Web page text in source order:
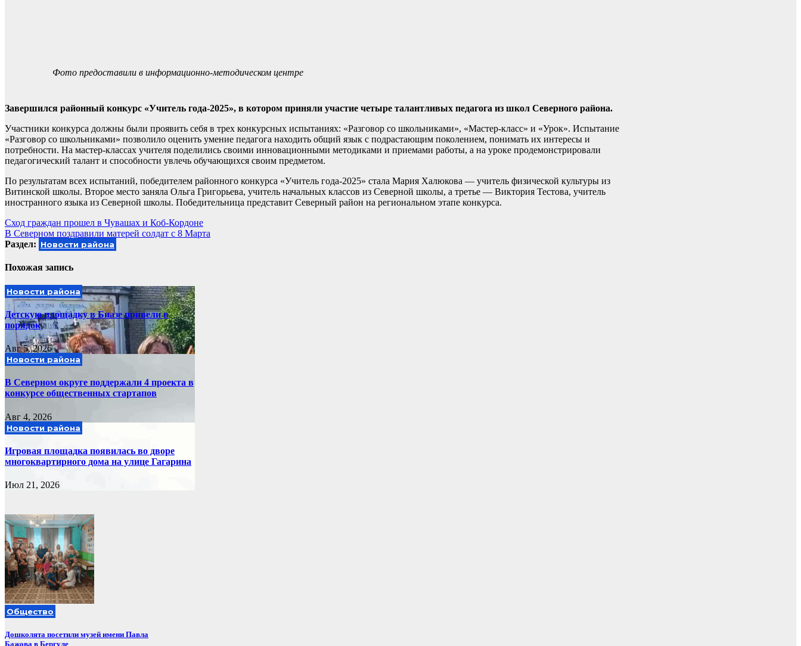
Фото предоставили в информационно-методическом центре
Завершился районный конкурс «Учитель года-2025», в котором приняли участие четыре талантливых педагога из школ Северного района.
Участники конкурса должны были проявить себя в трех конкурсных испытаниях: «Разговор со школьниками», «Мастер-класс» и «Урок». Испытание
«Разговор со школьниками» позволило оценить умение педагога находить общий язык с подрастающим поколением, понимать их интересы и
потребности. На мастер-классах учителя поделились своими инновационными методиками и приемами работы, а на уроке продемонстрировали
педагогический талант и способности увлечь обучающихся своим предметом.
По результатам всех испытаний, победителем районного конкурса «Учитель года-2025» стала Мария Халюкова — учитель физической культуры из
Витинской школы. Второе место заняла Ольга Григорьева, учитель начальных классов из Северной школы, а третье — Виктория Тестова, учитель
иностранного языка из Северной школы. Победительница представит Северный район на региональном этапе конкурса.
Навигация
по
Сход граждан прошел в Чувашах и Коб-Кордоне
В Северном поздравили матерей солдат с 8 Марта
Раздел: Новости района
Похожая запись
Новости района
Детскую площадку в Биазе привели в
порядок
Авг 5, 2026
Новости района
В Северном округе поддержали 4 проекта в
конкурсе общественных стартапов
Авг 4, 2026
Новости района
Игровая площадка появилась во дворе
многоквартирного дома на улице Гагарина
Июл 21, 2026
Общество
Дошколята посетили музей имени Павла
Бажова в Бергуле